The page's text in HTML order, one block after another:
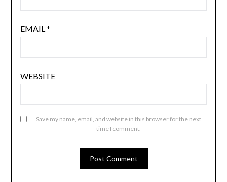
EMAIL *
WEBSITE
Save my name, email, and website in this browser for the next
time I comment.